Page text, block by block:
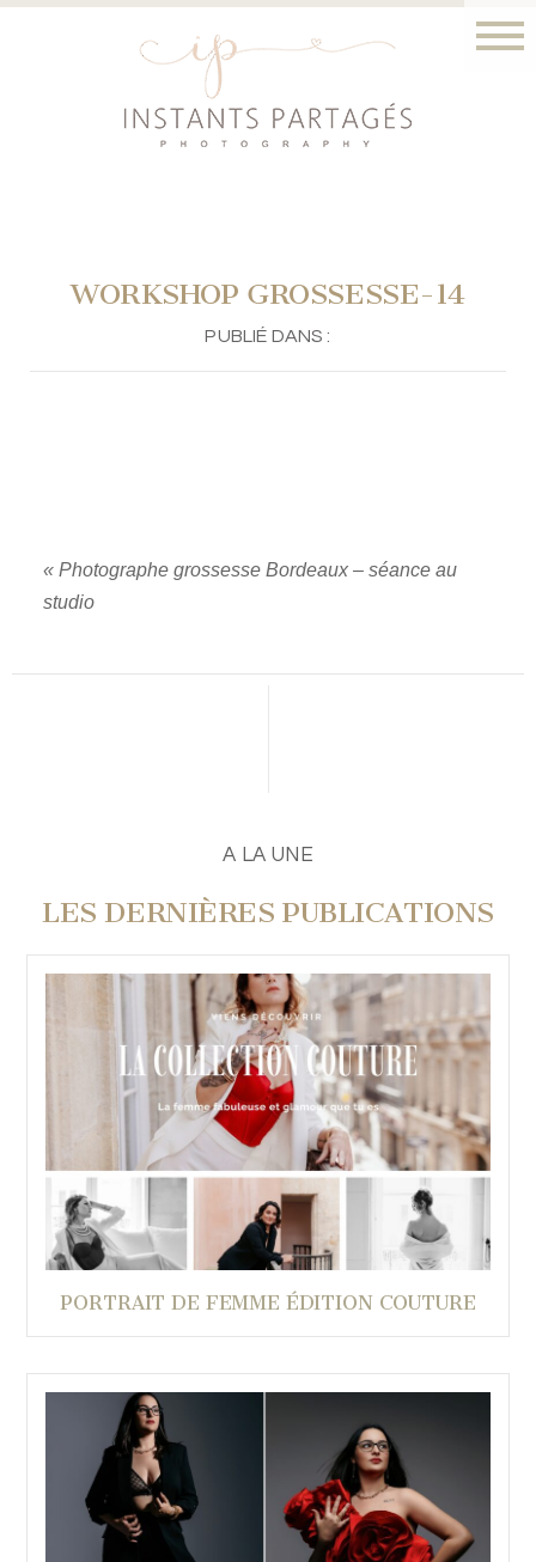
WORKSHOP GROSSESSE-14
PUBLIÉ DANS :
« Photographe grossesse Bordeaux – séance au
studio
A LA UNE
LES DERNIÈRES PUBLICATIONS
PORTRAIT DE FEMME ÉDITION COUTURE